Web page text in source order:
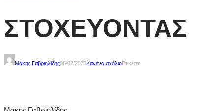
ΣΤΟΧΕΥΟΝΤΑΣ
Μάκης Γαβριηλίδης08/02/2025Κανένα σχόλιοΕτικέτες